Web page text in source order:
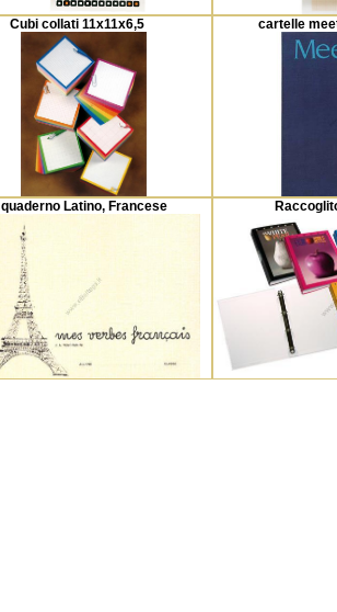
Cubi collati 11x11x6,5 cartelle
quaderno Latino, Francese